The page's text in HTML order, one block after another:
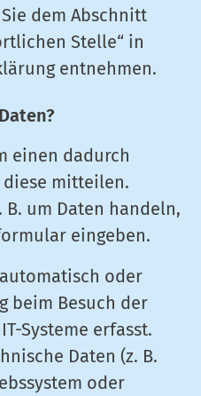
dem Abschnitt
Stelle“ in
entnehmen.
einen dadurch
diese mitteilen.
B. um Daten handeln,
eingeben.
oder
beim Besuch der
Systeme erfasst.
Daten (z. B.
oder